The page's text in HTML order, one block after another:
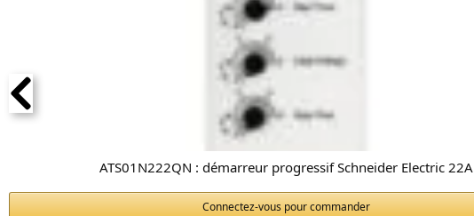
ATS01N222QN : démarreur progressif Schneider Electric 22A
Connectez-vous pour commander